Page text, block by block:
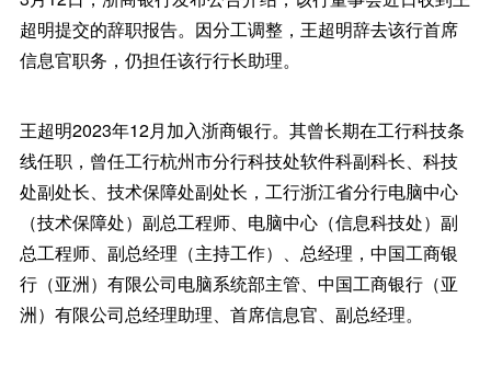
超明提交的辞职报告。因分工调整，王超明辞去该行首席
信息官职务，仍担任该行行长助理。
王超明2023年12月加入浙商银行。其曾长期在工行科技条
线任职，曾任工行杭州市分行科技处软件科副科长、科技
处副处长、技术保障处副处长，工行浙江省分行电脑中心
（技术保障处）副总工程师、电脑中心（信息科技处）副
总工程师、副总经理（主持工作）、总经理，中国工商银
行（亚洲）有限公司电脑系统部主管、中国工商银行（亚
洲）有限公司总经理助理、首席信息官、副总经理。